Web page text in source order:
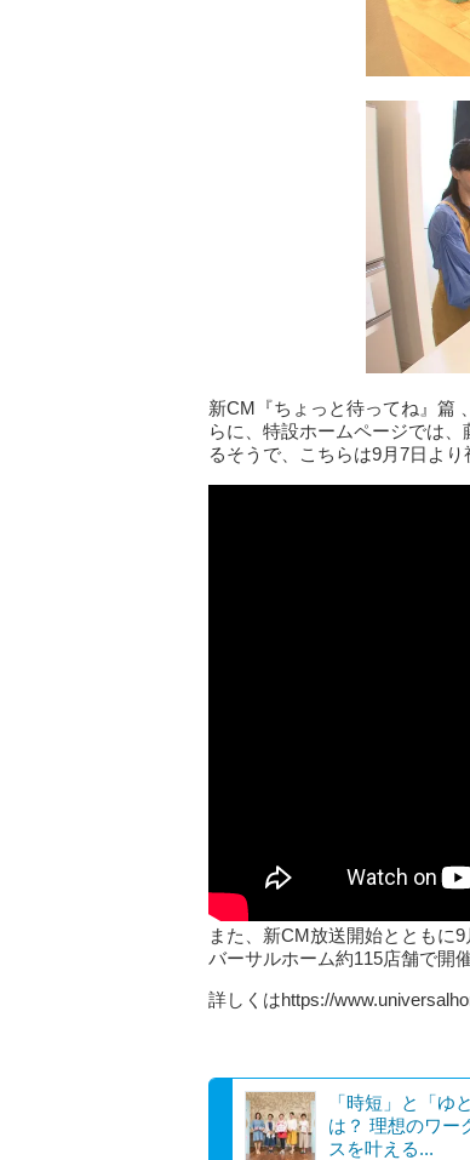
新CM『ちょっと待ってね』篇
らに、特設ホームページでは
るそうで、こちらは9月7日より
また、新CM放送開始とともに
バーサルホーム約115店舗で開催
詳しくはhttps://
「時短」と「ゆ
は？ 理想のワー
スを叶える...